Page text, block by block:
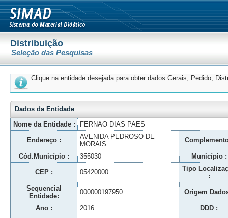
Distribuição
Seleção das Pesquisas
Clique na entidade desejada para obter dados Gerais, Pedido,
Dados da Entidade
Nome da Entidade :
FERNAO DIAS PAES
Endereço :
AVENIDA PEDROSO DE
MORAIS
Cód.Município : 355030 Município :
CEP : 05420000
Tipo
:
Sequencial
Entidade:
000000197950 Origem
Ano : 2016 DDD :